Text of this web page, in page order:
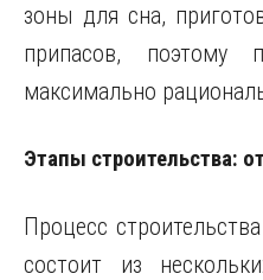
зоны для сна,
припасов, поэтому
максимально
Этапы строительства:
Процесс
состоит из